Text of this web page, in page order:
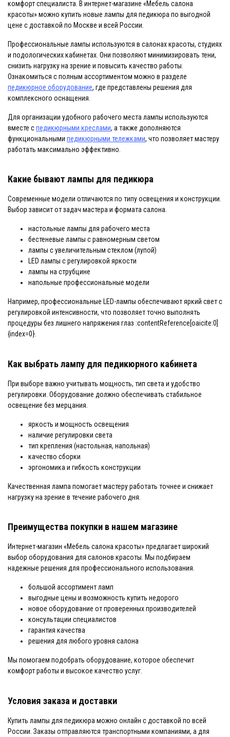
комфорт специалиста. В интернет-магазине «Мебель салона
красоты» можно купить новые лампы для педикюра по выгодной
цене с доставкой по Москве и всей России.
Профессиональные лампы используются в салонах красоты, студиях
и подологических кабинетах. Они позволяют минимизировать тени,
снизить нагрузку на зрение и повысить качество работы.
Ознакомиться с полным ассортиментом можно в разделе
педикюрное оборудование, где представлены решения для
комплексного оснащения.
Для организации удобного рабочего места лампы используются
вместе спедикюрными креслами, а также дополняются
функциональными педикюрными тележками, что позволяет мастеру
работать максимально эффективно.
Какие бывают лампы для педикюра
Современные модели отличаются по типу освещения и конструкции.
Выбор зависит от задач мастера и формата салона.
настольные лампы для рабочего места
бестеневые лампы с равномерным светом
лампы с увеличительным стеклом (лупой)
LED лампы с регулировкой яркости
лампы на струбцине
напольные профессиональные модели
Например, профессиональные LED-лампы обеспечивают яркий свет с
регулировкой интенсивности, что позволяет точно выполнять
процедуры без лишнего напряжения глаз :contentReference[oaicite:0]
{index=0}.
Как выбрать лампу для педикюрного кабинета
При выборе важно учитывать мощность, тип света и удобство
регулировки. Оборудование должно обеспечивать стабильное
освещение без мерцания.
яркость и мощность освещения
наличие регулировки света
тип крепления (настольная, напольная)
качество сборки
эргономика и гибкость конструкции
Качественная лампа помогает мастеру работать точнее и снижает
нагрузку на зрение в течение рабочего дня.
Преимущества покупки в нашем магазине
Интернет-магазин «Мебель салона красоты» предлагает широкий
выбор оборудования для салонов красоты. Мы подбираем
надежные решения для профессионального использования.
большой ассортимент ламп
выгодные цены и возможность купить недорого
новое оборудование от проверенных производителей
консультации специалистов
гарантия качества
решения для любого уровня салона
Мы помогаем подобрать оборудование, которое обеспечит
комфорт работы и высокое качество услуг.
Условия заказа и доставки
Купить лампы для педикюра можно онлайн с доставкой по всей
России. Заказы отправляются транспортными компаниями, а для